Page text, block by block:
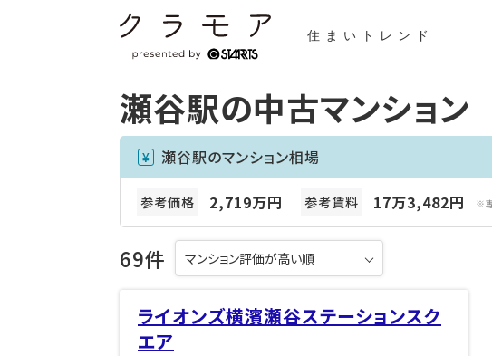
住まいトレンド
瀬谷駅の中古マンション
瀬谷駅のマンション相場
参考価格 2,719万円 参考賃料 17万3,482円 ※
69件
ライオンズ横濱瀬谷ステーションスク
エア